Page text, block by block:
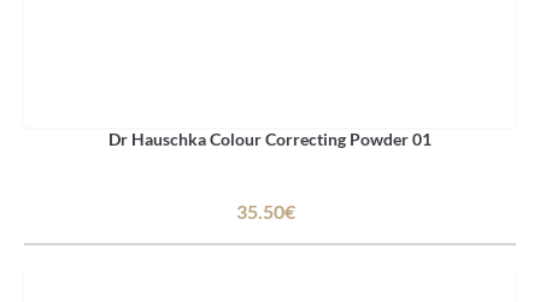
Dr Hauschka Colour Correcting Powder 01
35.50€